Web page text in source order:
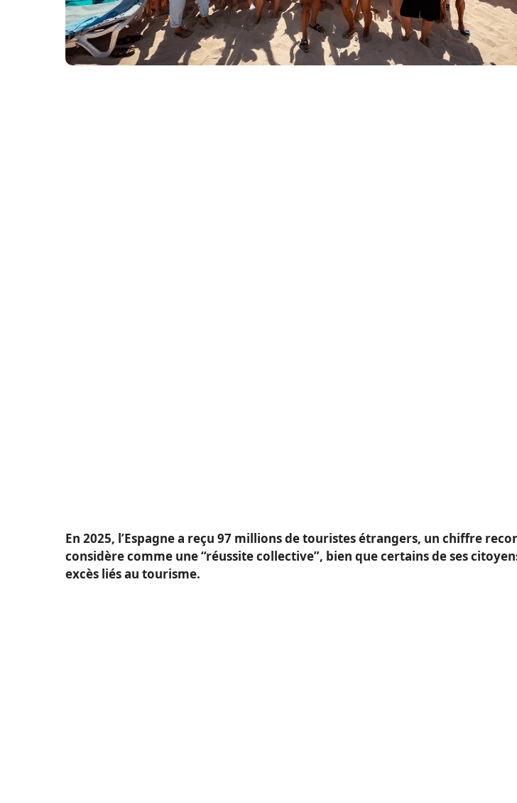
En 2025, l’Espagne a reçu 97 millions de touristes étrangers, un chiffre
considère comme une “réussite collective”, bien que certains de ses
excès liés au tourisme.